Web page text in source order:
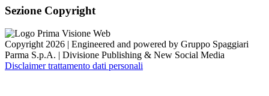
Sezione Copyright
Copyright 2026 | Engineered and powered by Gruppo Spaggiari
Parma S.p.A. | Divisione Publishing & New Social Media
Disclaimer trattamento dati personali